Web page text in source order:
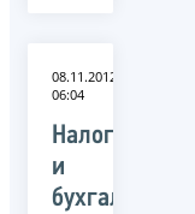
08.11.2012
06:04
Налоговую
и
бухгалтерскую